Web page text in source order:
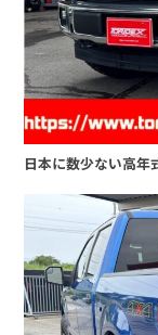
日本に数少ない高年